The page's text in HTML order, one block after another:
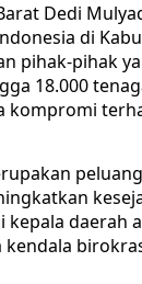
Dedi
di
pihak-pihak
18.000
kompromi
daerah